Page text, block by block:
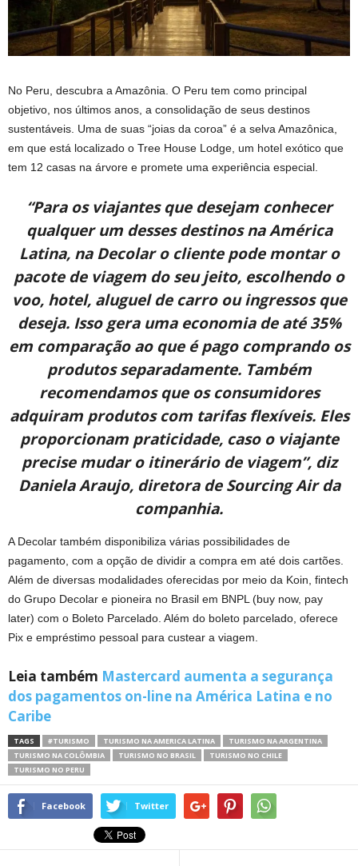
No Peru, descubra a Amazônia. O Peru tem como principal
objetivo, nos últimos anos, a consolidação de seus destinos
sustentáveis. Uma de suas “joias da coroa” é a selva Amazônica,
em que está localizado o Tree House Lodge, um hotel exótico que
tem 12 casas na árvore e promete uma experiência especial.
“Para os viajantes que desejam conhecer
qualquer um desses destinos na América
Latina, na Decolar o cliente pode montar o
pacote de viagem do seu jeito, escolhendo o
voo, hotel, aluguel de carro ou ingressos que
deseja. Isso gera uma economia de até 35%
em comparação ao que é pago comprando os
produtos separadamente. Também
recomendamos que os consumidores
adquiram produtos com tarifas flexíveis. Eles
proporcionam praticidade, caso o viajante
precise mudar o itinerário de viagem”, diz
Daniela Araujo, diretora de Sourcing Air da
companhia.
A Decolar também disponibiliza várias possibilidades de
pagamento, com a opção de dividir a compra em até dois cartões.
Além de diversas modalidades oferecidas por meio da Koin, fintech
do Grupo Decolar e pioneira no Brasil em BNPL (buy now, pay
later) com o Boleto Parcelado. Além do boleto parcelado, oferece
Pix e empréstimo pessoal para custear a viagem.
Leia também Mastercard aumenta a segurança
dos pagamentos on-line na América Latina e no
Caribe
TAGS #TURISMO TURISMO NA AMERICA LATINA
TURISMO NA ARGENTINA
TURISMO NA COLÔMBIA
TURISMO NO BRASIL
TURISMO NO CHILE
TURISMO NO PERU
Facebook Twitter